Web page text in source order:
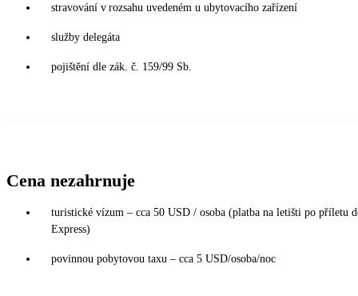
stravování v rozsahu uvedeném u ubytovacího zařízení
služby delegáta
pojištění dle zák. č. 159/99 Sb.
Cena nezahrnuje
turistické vízum – cca 50 USD / osoba (platba na letišti po příletu
Express)
povinnou pobytovou taxu – cca 5 USD/osoba/noc